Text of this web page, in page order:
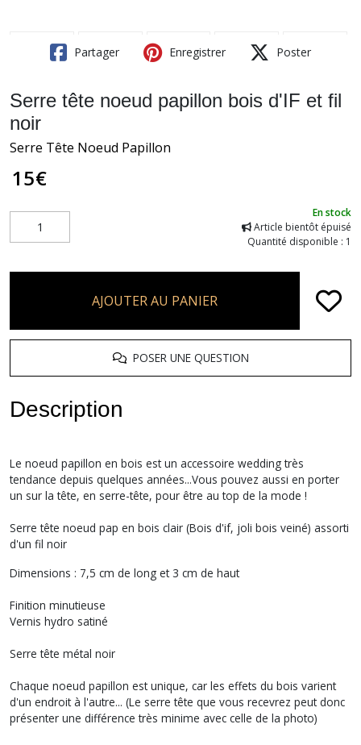
Partager Enregistrer Poster
Serre tête noeud papillon bois d'IF et fil
noir
Serre Tête Noeud Papillon
15€
En stock
Article bientôt épuisé
Quantité disponible : 1
AJOUTER AU PANIER
POSER UNE QUESTION
Description
Le noeud papillon en bois est un accessoire wedding très
tendance depuis quelques années...Vous pouvez aussi en porter
un sur la tête, en serre-tête, pour être au top de la mode !
Serre tête noeud pap en bois clair (Bois d'if, joli bois veiné) assorti
d'un fil noir
Dimensions : 7,5 cm de long et 3 cm de haut
Finition minutieuse
Vernis hydro satiné
Serre tête métal noir
Chaque noeud papillon est unique, car les effets du bois varient
d'un endroit à l'autre... (Le serre tête que vous recevrez peut donc
présenter une différence très minime avec celle de la photo)